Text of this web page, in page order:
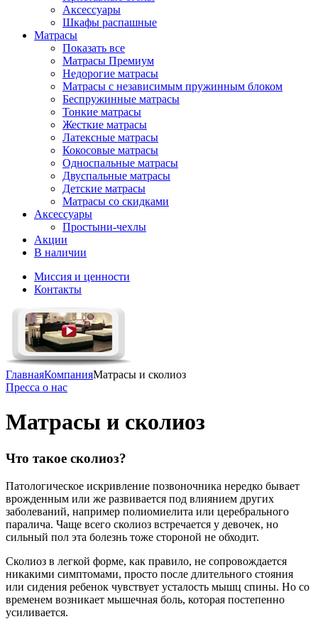
Аксессуары
Шкафы распашные
Матрасы
Показать все
Матрасы Премиум
Недорогие матрасы
Матрасы с независимым пружинным блоком
Беспружинные матрасы
Тонкие матрасы
Жесткие матрасы
Латексные матрасы
Кокосовые матрасы
Односпальные матрасы
Двуспальные матрасы
Детские матрасы
Матрасы со скидками
Аксессуары
Простыни-чехлы
Акции
В наличии
Миссия и ценности
Контакты
ГлавнаяКомпанияМатрасы и сколиоз
Пресса о нас
Матрасы и сколиоз
Что такое сколиоз?
Патологическое искривление позвоночника нередко бывает
врожденным или же развивается под влиянием других
заболеваний, например полиомиелита или церебрального
паралича. Чаще всего сколиоз встречается у девочек, но
сильный пол эта болезнь тоже стороной не обходит.
Сколиоз в легкой форме, как правило, не сопровождается
никакими симптомами, просто после длительного стояния
или сидения ребенок чувствует усталость мышц спины. Но со
временем возникает мышечная боль, которая постепенно
усиливается.